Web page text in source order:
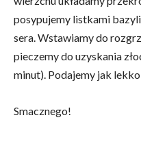
posypujemy listkami
sera. Wstawiamy do
pieczemy do uzyskania
minut). Podajemy jak
Smacznego!